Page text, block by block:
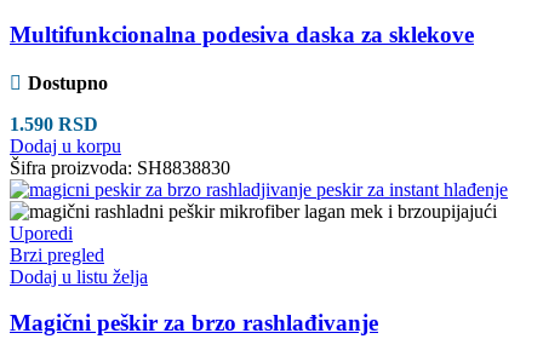
Multifunkcionalna podesiva daska za sklekove
Dostupno
1.590 RSD
Dodaj u korpu
Šifra proizvoda: SH8838830
Uporedi
Brzi pregled
Dodaj u listu želja
Magični peškir za brzo rashlađivanje